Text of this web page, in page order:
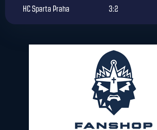
HC Sparta Praha
3:2